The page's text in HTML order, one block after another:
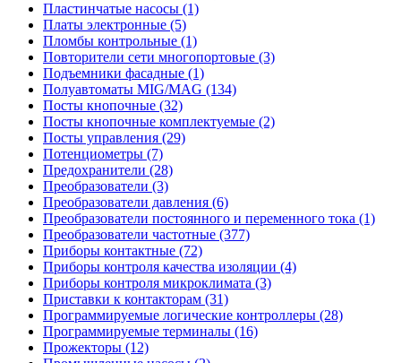
Пластинчатые насосы (1)
Платы электронные (5)
Пломбы контрольные (1)
Повторители сети многопортовые (3)
Подъемники фасадные (1)
Полуавтоматы MIG/MAG (134)
Посты кнопочные (32)
Посты кнопочные комплектуемые (2)
Посты управления (29)
Потенциометры (7)
Предохранители (28)
Преобразователи (3)
Преобразователи давления (6)
Преобразователи постоянного и переменного тока (1)
Преобразователи частотные (377)
Приборы контактные (72)
Приборы контроля качества изоляции (4)
Приборы контроля микроклимата (3)
Приставки к контакторам (31)
Программируемые логические контроллеры (28)
Программируемые терминалы (16)
Прожекторы (12)